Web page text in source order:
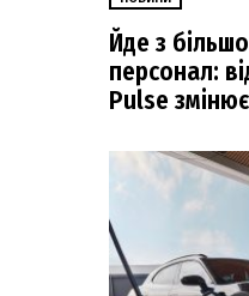
Йде з
персонал:
Pulse